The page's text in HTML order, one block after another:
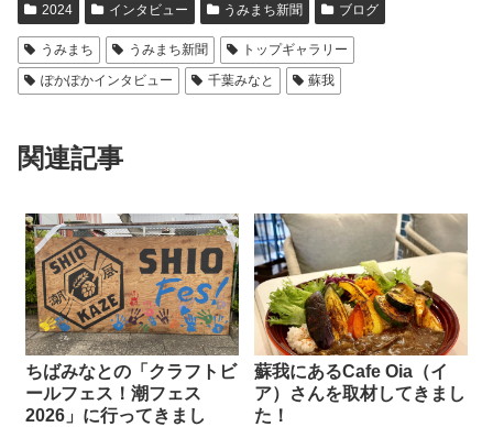
2024 インタビュー うみまち新聞 ブログ
うみまち うみまち新聞
トップギャラリー
ぽかぽかインタビュー
千葉みなと 蘇我
関連記事
ちばみなとの「クラフトビ
ールフェス！潮フェス
2026」に行ってきまし
蘇我にあるCafe Oia（イ
ア）さんを取材してきまし
た！